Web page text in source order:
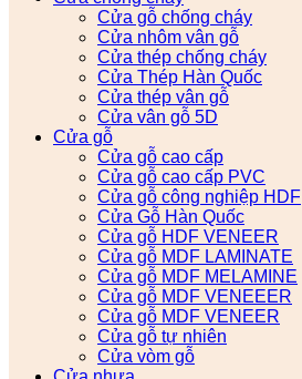
Cửa gỗ chống cháy
Cửa nhôm vân gỗ
Cửa thép chống cháy
Cửa Thép Hàn Quốc
Cửa thép vân gỗ
Cửa vân gỗ 5D
Cửa gỗ
Cửa gỗ cao cấp
Cửa gỗ cao cấp PVC
Cửa gỗ công nghiệp HDF
Cửa Gỗ Hàn Quốc
Cửa gỗ HDF VENEER
Cửa gỗ MDF LAMINATE
Cửa gỗ MDF MELAMINE
Cửa gỗ MDF VENEEER
Cửa gỗ MDF VENEER
Cửa gỗ tự nhiên
Cửa vòm gỗ